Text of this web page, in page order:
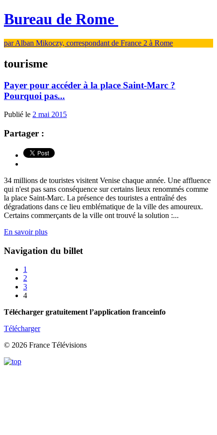
Bureau de Rome
par Alban Mikoczy, correspondant de France 2 à Rome
tourisme
Payer pour accéder à la place Saint-Marc ?
Pourquoi pas...
Publié le 2 mai 2015
Partager :
34 millions de touristes visitent Venise chaque année. Une affluence
qui n'est pas sans conséquence sur certains lieux renommés comme
la place Saint-Marc. La présence des touristes a entraîné des
dégradations dans ce lieu emblématique de la ville des amoureux.
Certains commerçants de la ville ont trouvé la solution :...
En savoir plus
Navigation du billet
1
2
3
4
Télécharger gratuitement l’application franceinfo
Télécharger
© 2026 France Télévisions